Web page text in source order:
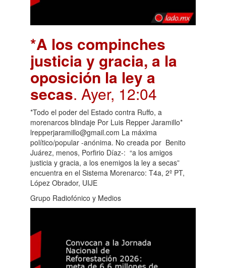
*A los compinches
justicia y gracia, a la
oposición la ley a
secas. Ayer, 12:04
*Todo el poder del Estado contra Ruffo, a
morenarcos blindaje Por Luis Repper Jaramillo*
lrepperjaramillo@gmail.com La máxima
político/popular -anónima. No creada por Benito
Juárez, menos, Porfirio Díaz-: “a los amigos
justicia y gracia, a los enemigos la ley a secas”
encuentra en el Sistema Morenarco: T4a, 2º PT,
López Obrador, UIJE
Grupo Radiofónico y Medios